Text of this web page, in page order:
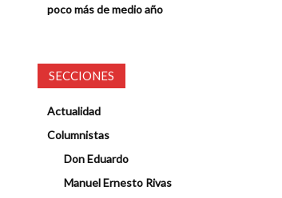
poco más de medio año
SECCIONES
Actualidad
Columnistas
Don Eduardo
Manuel Ernesto Rivas